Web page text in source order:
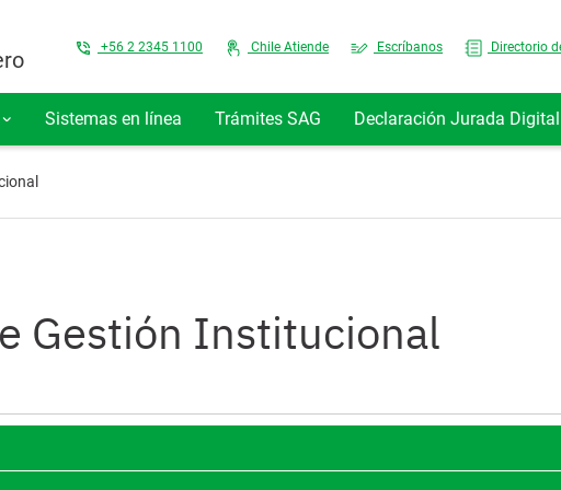
Top Menu
+56 2 2345 1100 Chile Atiende Escríbanos Directorio
Sistemas en línea Trámites SAG Declaración Jurada Digital
Gestión Institucional